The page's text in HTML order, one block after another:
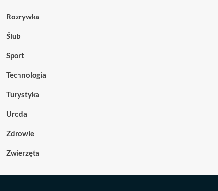
Rozrywka
Ślub
Sport
Technologia
Turystyka
Uroda
Zdrowie
Zwierzęta